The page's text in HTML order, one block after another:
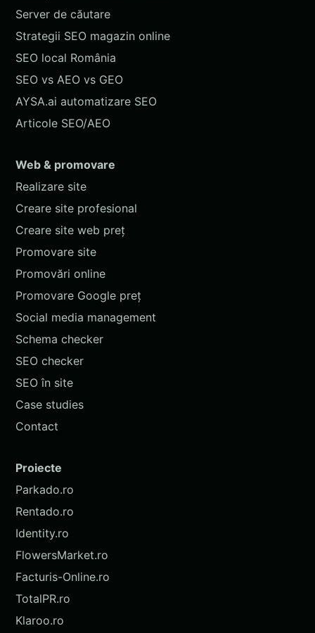
Server de căutare
Strategii SEO magazin online
SEO local România
SEO vs AEO vs GEO
AYSA.ai automatizare SEO
Articole SEO/AEO
Web & promovare
Realizare site
Creare site profesional
Creare site web preț
Promovare site
Promovări online
Promovare Google preț
Social media management
Schema checker
SEO checker
SEO în site
Case studies
Contact
Proiecte
Parkado.ro
Rentado.ro
Identity.ro
FlowersMarket.ro
Facturis-Online.ro
TotalPR.ro
Klaroo.ro